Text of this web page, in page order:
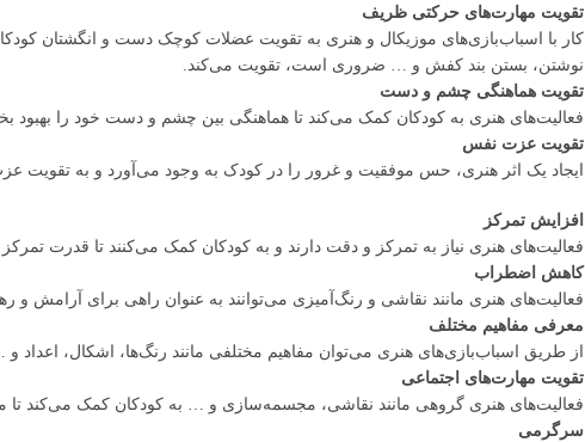
تقویت مهارت‌های حرکتی ظریف
کار با اسباب‌بازی‌های موزیکال و هنری به تقویت عضلات کوچک دست و انگشتان
نوشتن، بستن بند کفش و … ضروری است، تقویت می‌کند.
تقویت هماهنگی چشم و دست
فعالیت‌های هنری به کودکان کمک می‌کند تا هماهنگی بین چشم و دست خود را بهبود
تقویت عزت نفس
ایجاد یک اثر هنری، حس موفقیت و غرور را در کودک به وجود می‌آورد و به تقویت
افزایش تمرکز
فعالیت‌های هنری نیاز به تمرکز و دقت دارند و به کودکان کمک می‌کنند تا قدرت تمرکز
کاهش اضطراب
فعالیت‌های هنری مانند نقاشی و رنگ‌آمیزی می‌توانند به عنوان راهی برای آرامش و
معرفی مفاهیم مختلف
از طریق اسباب‌بازی‌های هنری می‌توان مفاهیم مختلفی مانند رنگ‌ها، اشکال، اعداد
تقویت مهارت‌های اجتماعی
فعالیت‌های هنری گروهی مانند نقاشی، مجسمه‌سازی و … به کودکان کمک می‌کند تا
سرگرمی